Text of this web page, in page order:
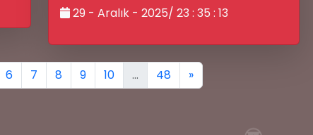
29 - Aralık - 2025/ 23 : 35 : 13
6 7 8 9 10 ... 48 »